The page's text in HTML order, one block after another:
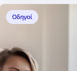
Οδηγοί